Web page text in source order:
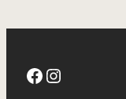
Facebook Instagram